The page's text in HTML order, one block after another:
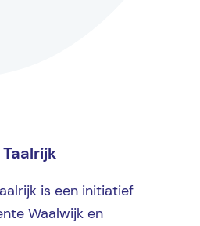
is een initiatief
Waalwijk en